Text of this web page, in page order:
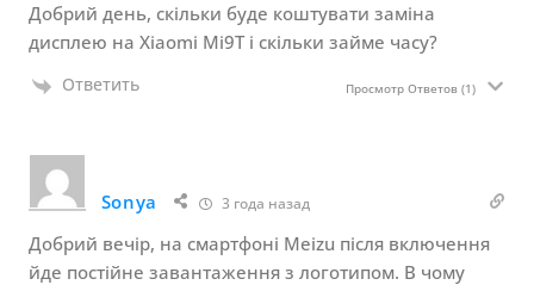
Добрий день, скільки буде коштувати заміна
дисплею на Xiaomi Mi9T і скільки займе часу?
Ответить Просмотр Ответов(1)
Sonya 3 года назад
Добрий вечір, на смартфоні Meizu після включення
йде постійне завантаження з логотипом. В чому